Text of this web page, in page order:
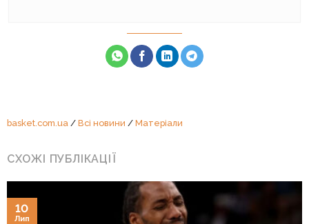
basket.com.ua / Всі новини / Матеріали
СХОЖІ ПУБЛІКАЦІЇ
10
Лип